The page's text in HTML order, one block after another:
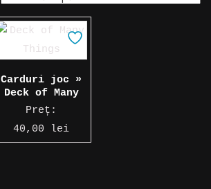
Carduri joc »
Deck of Many
Things (DnD
Fifth Edition)
Preț:
40,00
lei